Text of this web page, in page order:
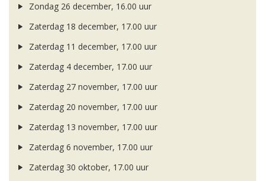
Zondag 26 december, 16.00 uur
Zaterdag 18 december, 17.00 uur
Zaterdag 11 december, 17.00 uur
Zaterdag 4 december, 17.00 uur
Zaterdag 27 november, 17.00 uur
Zaterdag 20 november, 17.00 uur
Zaterdag 13 november, 17.00 uur
Zaterdag 6 november, 17.00 uur
Zaterdag 30 oktober, 17.00 uur